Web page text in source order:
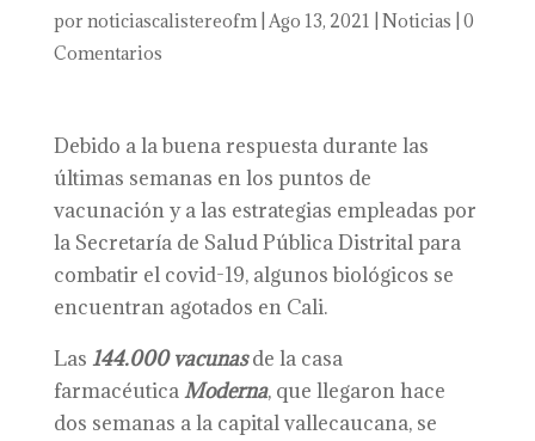
por noticiascalistereofm| Ago 13, 2021 Noticias 0
Comentarios
Debido a la buena respuesta durante las
últimas semanas en los puntos de
vacunación y a las estrategias empleadas por
la Secretaría de Salud Pública Distrital para
combatir el covid-19, algunos biológicos se
encuentran agotados en Cali.
Las 144.000 vacunasde la casa
farmacéuticaModerna, que llegaron hace
dos semanas a la capital vallecaucana, se